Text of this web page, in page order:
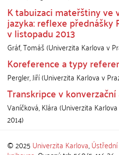
K tabuizaci mateřštiny ve
jazyka: reflexe přednášky
v listopadu 2013
Gráf, Tomáš(Univerzita Karlova v
Koreference a typy
Pergler, Jiří(Univerzita Karlova v
Transkripce v
Vaníčková, Klára(Univerzita
2014)
© 2025 Univerzita Karlova,Ústřední